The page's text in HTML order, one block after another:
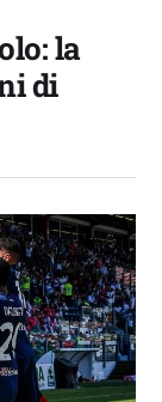
la
di